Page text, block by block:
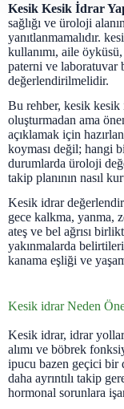
Kesik Kesik İdrar
sağlığı ve üroloji
yanıtlanmamalıdır.
kullanımı, aile öyküsü,
paterni ve laboratuvar
değerlendirilmelidir.
Bu rehber, kesik kesik
oluşturmadan ama
açıklamak için
koyması değil; hangi
durumlarda üroloji
takip planının nasıl
Kesik idrar
gece kalkma, yanma,
ateş ve bel ağrısı
yakınmalarda
kanama eşliği ve
Kesik idrar Neden
Kesik idrar, idrar
alımı ve böbrek
ipucu bazen geçici bir
daha ayrıntılı takip
hormonal sorunlara